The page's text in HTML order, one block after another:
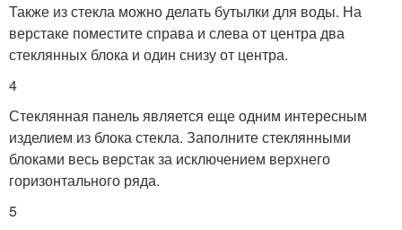
Также из стекла можно делать бутылки для воды. На
верстаке поместите справа и слева от центра два
стеклянных блока и один снизу от центра.
4
Стеклянная панель является еще одним интересным
изделием из блока стекла. Заполните стеклянными
блоками весь верстак за исключением верхнего
горизонтального ряда.
5